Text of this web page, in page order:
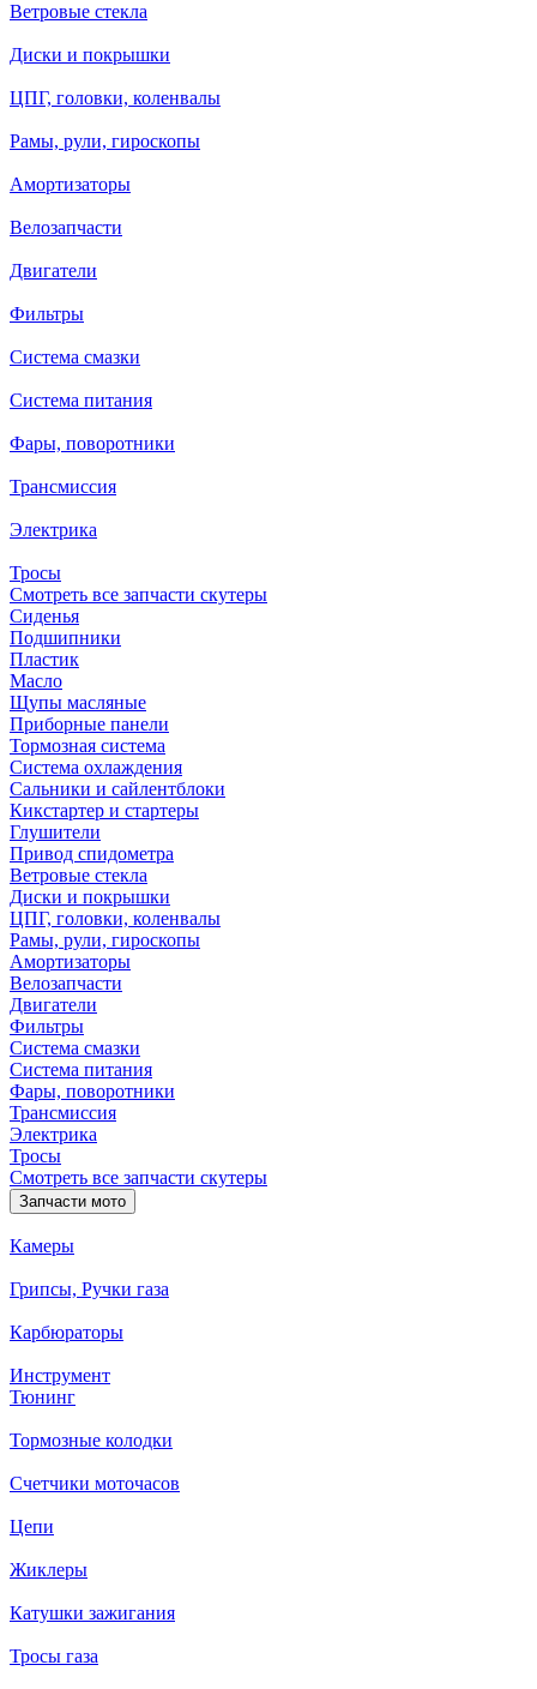
Ветровые стекла
Диски и покрышки
ЦПГ, головки, коленвалы
Рамы, рули, гироскопы
Амортизаторы
Велозапчасти
Двигатели
Фильтры
Система смазки
Система питания
Фары, поворотники
Трансмиссия
Электрика
Тросы
Смотреть все запчасти скутеры
Сиденья
Подшипники
Пластик
Масло
Щупы масляные
Приборные панели
Тормозная система
Система охлаждения
Сальники и сайлентблоки
Кикстартер и стартеры
Глушители
Привод спидометра
Ветровые стекла
Диски и покрышки
ЦПГ, головки, коленвалы
Рамы, рули, гироскопы
Амортизаторы
Велозапчасти
Двигатели
Фильтры
Система смазки
Система питания
Фары, поворотники
Трансмиссия
Электрика
Тросы
Смотреть все запчасти скутеры
Запчасти мото
Камеры
Грипсы, Ручки газа
Карбюраторы
Инструмент
Тюнинг
Тормозные колодки
Счетчики моточасов
Цепи
Жиклеры
Катушки зажигания
Тросы газа